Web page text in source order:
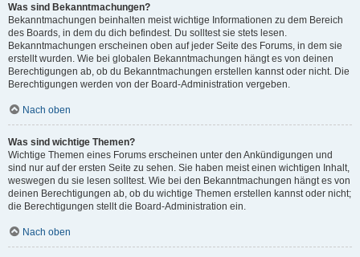
Was sind Bekanntmachungen?
Bekanntmachungen beinhalten meist wichtige Informationen zu dem Bereich
des Boards, in dem du dich befindest. Du solltest sie stets lesen.
Bekanntmachungen erscheinen oben auf jeder Seite des Forums, in dem sie
erstellt wurden. Wie bei globalen Bekanntmachungen hängt es von deinen
Berechtigungen ab, ob du Bekanntmachungen erstellen kannst oder nicht. Die
Berechtigungen werden von der Board-Administration vergeben.
Nach oben
Was sind wichtige Themen?
Wichtige Themen eines Forums erscheinen unter den Ankündigungen und
sind nur auf der ersten Seite zu sehen. Sie haben meist einen wichtigen Inhalt,
weswegen du sie lesen solltest. Wie bei den Bekanntmachungen hängt es von
deinen Berechtigungen ab, ob du wichtige Themen erstellen kannst oder nicht;
die Berechtigungen stellt die Board-Administration ein.
Nach oben